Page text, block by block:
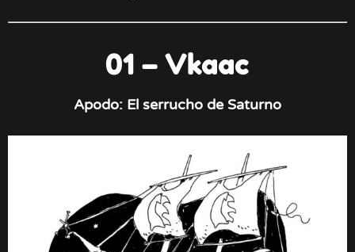
01 – Vkaac
Apodo: El serrucho de Saturno